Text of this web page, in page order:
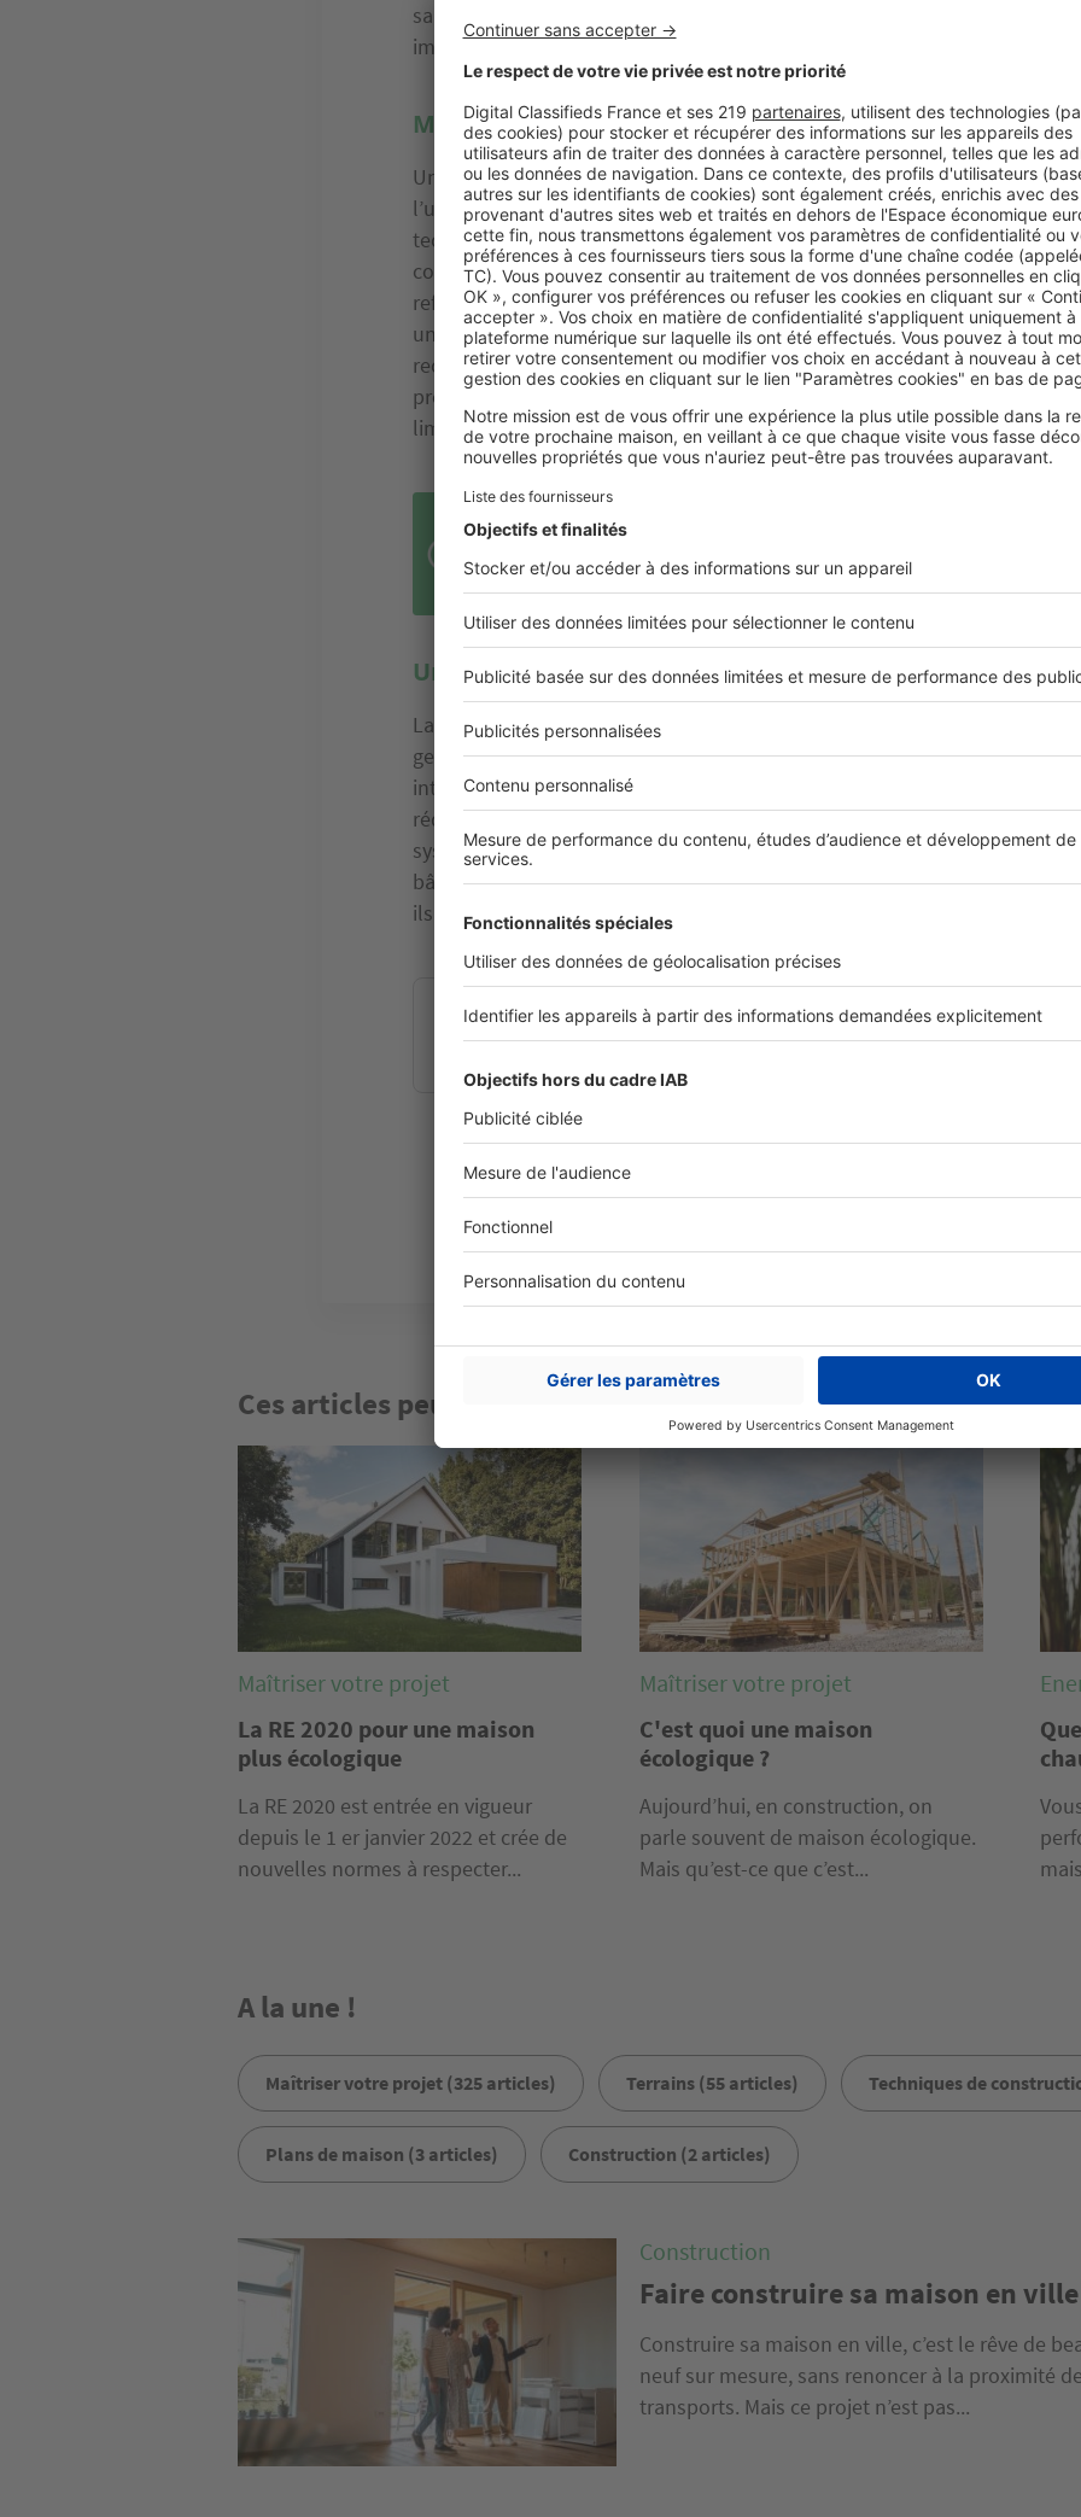
sans émission toxique. Ces matériaux offrent plusieurs avantages,
impact carbone réduit et une réduction des déchets de construction.
Maîtriser la consommation énergétique du logement
Une autre particularité de l'éco-construction n’est autre que l'efficacité
l’utilisation d’énergies renouvelables. S’il a été éco-construit, un
techniques et des équipements permettant deréduire la consommation
comme une isolation thermique efficace, des systèmes de chauffage et
refroidissement performants, des appareils électroménagers à faible
un éclairage LED. Il est également à noter que ce type de construction
recours aux énergies renouvelables (solaire, éolienne ou géothermique).
préserver l’environnement en réduisant la consommation d’énergies
limitant les émissions de gaz à effet de serre.
L'éco-construction vise à créer des bâtiments durables, peu
énergivores et respectueux de l'environnement.
Une gestion maîtrisée de l'eau et des déchets
Last but not least, l’éco-construction accorde aussi une attention toute
gestion de l'eau et des déchets. Dans leur grande majorité, lesbâtiments
intègrent, en effet, des systèmes de récupération des eaux pluviales, des
réduction de la consommation d'eau, tels que les robinets à faible débit,
systèmes de traitement des eaux usées respectueux de l'environnement.
bâtiments s’efforcent degérer intelligemment les déchets de
ils encouragent le tri, le recyclage et la réutilisation des matériaux.
Vous cherchez un constructeur pour votre
futur logement ?
Trouver un
Ces articles peuvent vous intéresser
Image
Maîtriser votre projet
La RE 2020 pour une maison
plus écologique
La RE 2020 est entrée en vigueur
depuis le 1 er janvier 2022 et crée de
nouvelles normes à respecter...
Image
Maîtriser votre projet
C'est quoi une maison
écologique ?
Aujourd’hui, en construction, on
parle souvent de maison écologique.
Mais qu’est-ce que c’est...
A la une !
Maîtriser votre projet (325 articles) Terrains (55 articles) Techniques de
Plans de maison (3 articles) Construction (2 articles)
Image Construction
Faire construire sa maison en
Construire sa maison en ville, c’est le rêve de
neuf sur mesure, sans renoncer à la proximité
transports. Mais ce projet n’est pas...